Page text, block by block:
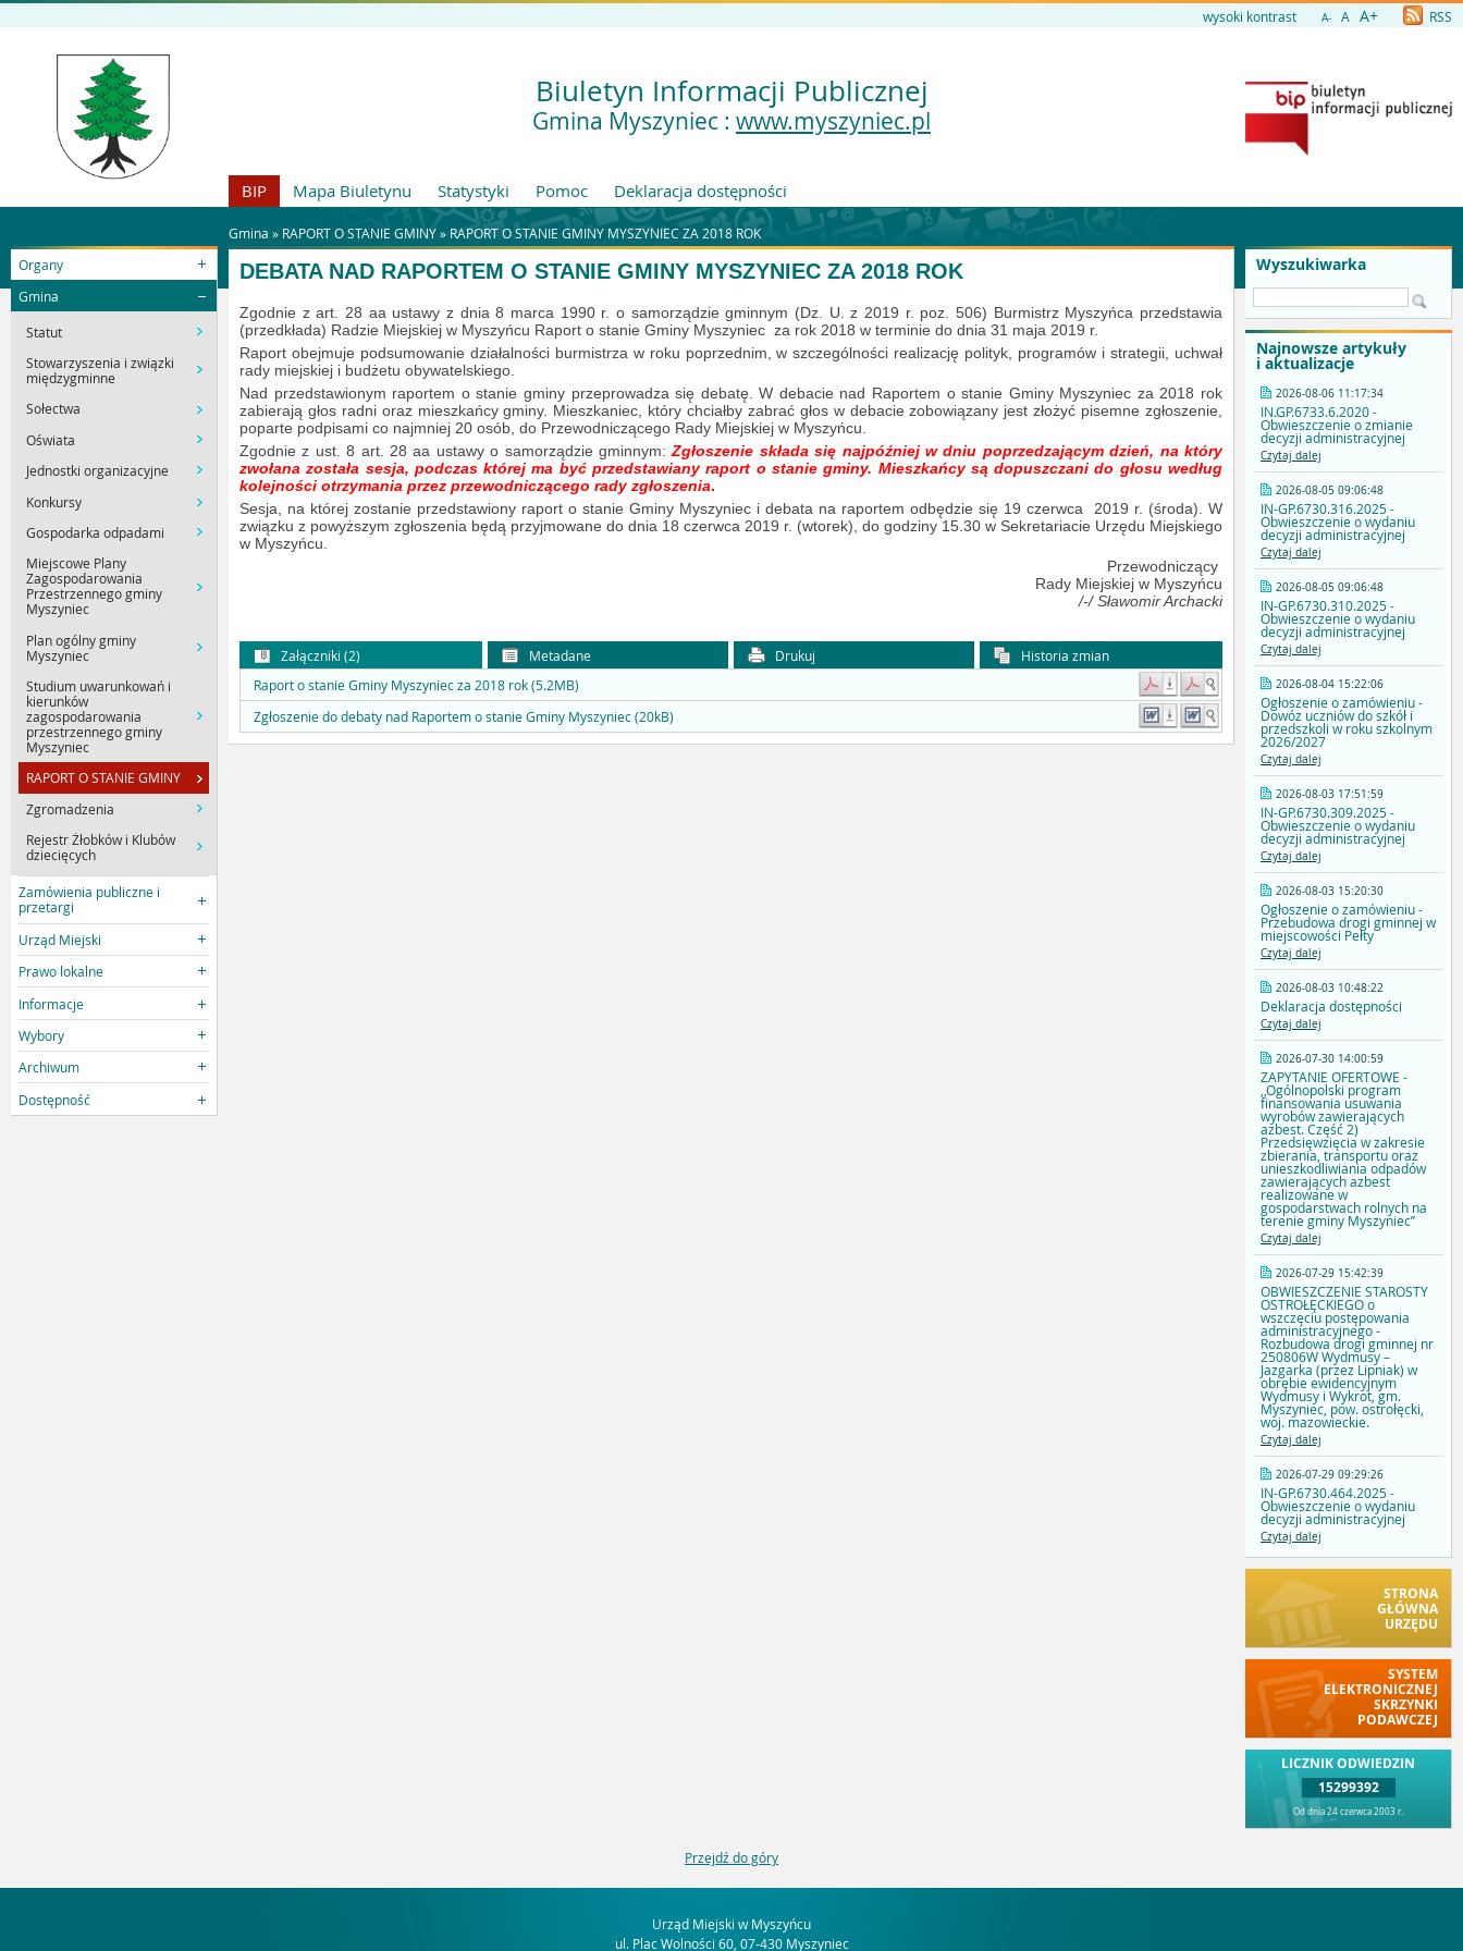
wysoki kontrast A- A A+ RSS
Biuletyn Informacji Publicznej
Gmina Myszyniec : www.myszyniec.pl
BIP Mapa Biuletynu Statystyki Pomoc Deklaracja dostępności
Gmina » RAPORT O STANIE GMINY» RAPORT O STANIE GMINY MYSZYNIEC ZA 2018 ROK
Organy
Gmina
Statut
Stowarzyszenia i związki
międzygminne
Sołectwa
Oświata
Jednostki organizacyjne
Konkursy
Gospodarka odpadami
Miejscowe Plany
Zagospodarowania
Przestrzennego gminy
Myszyniec
Plan ogólny gminy
Myszyniec
Studium uwarunkowań i
kierunków
zagospodarowania
przestrzennego gminy
Myszyniec
RAPORT O STANIE GMINY
Zgromadzenia
Rejestr Żłobków i Klubów
dziecięcych
Zamówienia publiczne i
przetargi
Urząd Miejski
Prawo lokalne
Informacje
Wybory
Archiwum
Dostępność
Wyszukiwarka
Najnowsze artykuły
i aktualizacje
2026-08-06 11:17:34
IN.GP.6733.6.2020 -
Obwieszczenie o zmianie
decyzji administracyjnej
Czytaj dalej
2026-08-05 09:06:48
IN-GP.6730.316.2025 -
Obwieszczenie o wydaniu
decyzji administracyjnej
Czytaj dalej
2026-08-05 09:06:48
IN-GP.6730.310.2025 -
Obwieszczenie o wydaniu
decyzji administracyjnej
Czytaj dalej
2026-08-04 15:22:06
Ogłoszenie o zamówieniu -
Dowóz uczniów do szkół i
przedszkoli w roku szkolnym
2026/2027
Czytaj dalej
2026-08-03 17:51:59
IN-GP.6730.309.2025 -
Obwieszczenie o wydaniu
decyzji administracyjnej
Czytaj dalej
2026-08-03 15:20:30
Ogłoszenie o zamówieniu -
Przebudowa drogi gminnej w
miejscowości Pełty
Czytaj dalej
2026-08-03 10:48:22
Deklaracja dostępności
Czytaj dalej
2026-07-30 14:00:59
ZAPYTANIE OFERTOWE -
,,Ogólnopolski program
finansowania usuwania
wyrobów zawierających
azbest. Część 2)
Przedsięwzięcia w zakresie
zbierania, transportu oraz
unieszkodliwiania odpadów
zawierających azbest
realizowane w
gospodarstwach rolnych na
terenie gminy Myszyniec’’
Czytaj dalej
2026-07-29 15:42:39
OBWIESZCZENIE STAROSTY
OSTROŁĘCKIEGO o
wszczęciu postępowania
administracyjnego -
Rozbudowa drogi gminnej nr
250806W Wydmusy –
Jazgarka (przez Lipniak) w
obrębie ewidencyjnym
Wydmusy i Wykrot, gm.
Myszyniec, pow. ostrołęcki,
woj. mazowieckie.
Czytaj dalej
2026-07-29 09:29:26
IN-GP.6730.464.2025 -
Obwieszczenie o wydaniu
decyzji administracyjnej
Czytaj dalej
STRONA
GŁÓWNA
URZĘDU
SYSTEM
ELEKTRONICZNEJ
SKRZYNKI
PODAWCZEJ
LICZNIK ODWIEDZIN
15299392
Od dnia 24 czerwca 2003 r.
DEBATA NAD RAPORTEM O STANIE GMINY MYSZYNIEC ZA 2018 ROK
Zgodnie z art. 28 aa ustawy z dnia 8 marca 1990 r. o samorządzie gminnym (Dz. U. z 2019 r. poz. 506) Burmistrz Myszyńca przedstawia
(przedkłada) Radzie Miejskiej w Myszyńcu Raport o stanie Gminy Myszyniec za rok 2018 w terminie do dnia 31 maja 2019 r.
Raport obejmuje podsumowanie działalności burmistrza w roku poprzednim, w szczególności realizację polityk, programów i strategii, uchwał
rady miejskiej i budżetu obywatelskiego.
Nad przedstawionym raportem o stanie gminy przeprowadza się debatę. W debacie nad Raportem o stanie Gminy Myszyniec za 2018 rok
zabierają głos radni oraz mieszkańcy gminy. Mieszkaniec, który chciałby zabrać głos w debacie zobowiązany jest złożyć pisemne zgłoszenie,
poparte podpisami co najmniej 20 osób, do Przewodniczącego Rady Miejskiej w Myszyńcu.
Zgodnie z ust. 8 art. 28 aa ustawy o samorządzie gminnym: Zgłoszenie składa się najpóźniej w dniu poprzedzającym dzień, na który
zwołana została sesja, podczas której ma być przedstawiany raport o stanie gminy. Mieszkańcy są dopuszczani do głosu według
kolejności otrzymania przez przewodniczącego rady zgłoszenia.
Sesja, na której zostanie przedstawiony raport o stanie Gminy Myszyniec i debata na raportem odbędzie się 19 czerwca 2019 r. (środa). W
związku z powyższym zgłoszenia będą przyjmowane do dnia 18 czerwca 2019 r. (wtorek), do godziny 15.30 w Sekretariacie Urzędu Miejskiego
w Myszyńcu.
Przewodniczący
Rady Miejskiej w Myszyńcu
/-/ Sławomir Archacki
Załączniki (2) Metadane Drukuj
Historia zmian
Raport o stanie Gminy Myszyniec za 2018 rok (5.2MB)
Zgłoszenie do debaty nad Raportem o stanie Gminy Myszyniec (20kB)
Przejdź do góry
Urząd Miejski w Myszyńcu
ul. Plac Wolności 60, 07-430 Myszyniec